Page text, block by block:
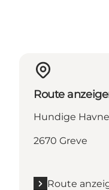
Route
Hundige
2670 Greve
Route